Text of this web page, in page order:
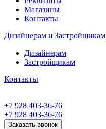
Магазины
Контакты
Дизайнерам и Застройщикам
Дизайнерам
Застройщикам
Контакты
+7 928 403-36-76
+7 928 403-36-76
Заказать звонок